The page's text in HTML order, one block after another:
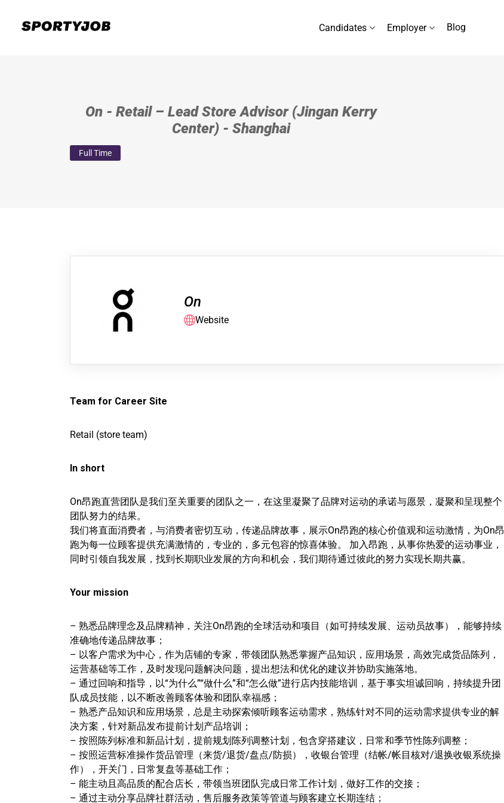
Candidates Employer Blog
On - Retail – Lead Store Advisor (Jingan Kerry
Center) - Shanghai
Full Time
On
Website
Team for Career Site
Retail (store team)
In short
On昂跑直营团队是我们至关重要的团队之一，在这里凝聚了品牌对运动的承诺与愿景，凝聚和呈现整个
团队努力的结果。
我们将直面消费者，与消费者密切互动，传递品牌故事，展示On昂跑的核心价值观和运动激情，为On昂
跑为每一位顾客提供充满激情的，专业的，多元包容的惊喜体验。 加入昂跑，从事你热爱的运动事业，
同时引领自我发展，找到长期职业发展的方向和机会，我们期待通过彼此的努力实现长期共赢。
Your mission
– 熟悉品牌理念及品牌精神，关注On昂跑的全球活动和项目（如可持续发展、运动员故事），能够持续
准确地传递品牌故事；
– 以客户需求为中心，作为店铺的专家，带领团队熟悉掌握产品知识，应用场景，高效完成货品陈列，
运营基础等工作，及时发现问题解决问题，提出想法和优化的建议并协助实施落地。
– 通过回响和指导，以“为什么”“做什么”和“怎么做”进行店内技能培训，基于事实坦诚回响，持续提升团
队成员技能，以不断改善顾客体验和团队幸福感；
– 熟悉产品知识和应用场景，总是主动探索倾听顾客运动需求，熟练针对不同的运动需求提供专业的解
决方案，针对新品发布提前计划产品培训；
– 按照陈列标准和新品计划，提前规划陈列调整计划，包含穿搭建议，日常和季节性陈列调整；
– 按照运营标准操作货品管理（来货/退货/盘点/防损），收银台管理（结帐/帐目核对/退换收银系统操
作），开关门，日常复盘等基础工作；
– 能主动且高品质的配合店长，带领当班团队完成日常工作计划，做好工作的交接；
– 通过主动分享品牌社群活动，售后服务政策等管道与顾客建立长期连结；